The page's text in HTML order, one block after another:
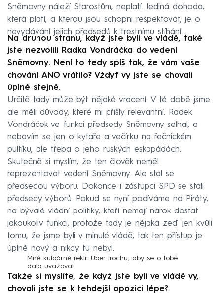
Sněmovny náleží Starostům, neplatí. Jediná dohoda,
která platí, a kterou jsou schopni respektovat, je o
nevydávání jejich předsedů k trestnímu stíhání.
Na druhou stranu, když jste byli ve vládě, také
jste nezvolili Radka Vondráčka do vedení
Sněmovny. Není to tedy spíš tak, že vám vaše
chování ANO vrátilo? Vždyť vy jste se chovali
úplně stejně.
Určitě tady může být nějaké vracení. V té době jsme
ale měli důvody, které mi přišly relevantní. Radek
Vondráček ve funkci předsedy Sněmovny selhal, a
nebavím se jen o kytaře a večírku na řečnickém
pultíku, ale třeba o jeho ruských eskapádách.
Skutečně si myslím, že ten člověk neměl
reprezentovat vedení Sněmovny. Ale stal se
předsedou výboru. Dokonce i zástupci SPD se stali
předsedy výborů. Pokud se nyní podíváme na Piráty,
na bývalé vládní politiky, kteří nemají nárok dostat
jakoukoliv funkci, protože tady je nějaká zeď jen kvůli
tomu, že jsme byli v minulé vládě, tak ten přístup je
úplně nový a nikdy tu nebyl.
Mně kuloárně řekli: Uber trochu, aby se o tobě
dalo uvažovat.
Takže si myslíte, že když jste byli ve vládě vy,
chovali jste se k tehdejší opozici lépe?